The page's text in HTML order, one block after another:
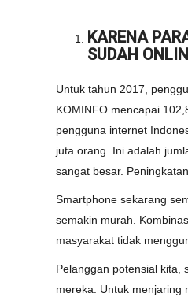
KARENA
SUDAH
Untuk tahun 2017,
KOMINFO mencapai
pengguna internet
juta orang. Ini adalah
sangat besar.
Smartphone sekarang
semakin murah.
masyarakat tidak
Pelanggan potensial kita,
mereka. Untuk menjaring